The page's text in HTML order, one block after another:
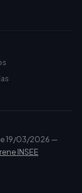
19/03/2026 —
INSEE